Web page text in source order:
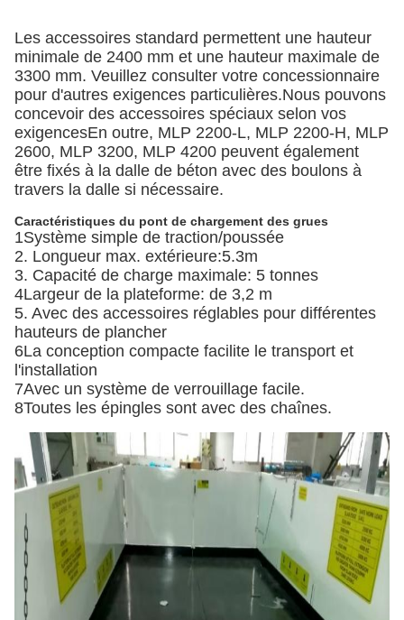
Les accessoires standard permettent une hauteur
minimale de 2400 mm et une hauteur maximale de
3300 mm. Veuillez consulter votre concessionnaire
pour d'autres exigences particulières.Nous pouvons
concevoir des accessoires spéciaux selon vos
exigencesEn outre, MLP 2200-L, MLP 2200-H, MLP
2600, MLP 3200, MLP 4200 peuvent également
être fixés à la dalle de béton avec des boulons à
travers la dalle si nécessaire.
Caractéristiques du pont de chargement des grues
1Système simple de traction/poussée
2. Longueur max. extérieure:5.3m
3. Capacité de charge maximale: 5 tonnes
4Largeur de la plateforme: de 3,2 m
5. Avec des accessoires réglables pour différentes
hauteurs de plancher
6La conception compacte facilite le transport et
l'installation
7Avec un système de verrouillage facile.
8Toutes les épingles sont avec des chaînes.